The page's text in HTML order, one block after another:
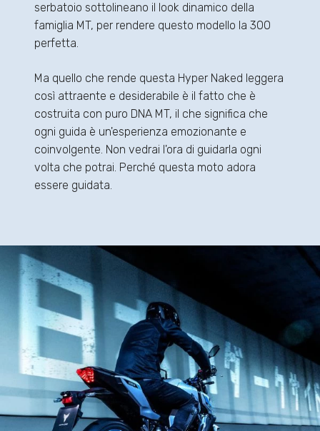
serbatoio sottolineano il look dinamico della
famiglia MT, per rendere questo modello la 300
perfetta.
Ma quello che rende questa Hyper Naked leggera
così attraente e desiderabile è il fatto che è
costruita con puro DNA MT, il che significa che
ogni guida è un'esperienza emozionante e
coinvolgente. Non vedrai l'ora di guidarla ogni
volta che potrai. Perché questa moto adora
essere guidata.